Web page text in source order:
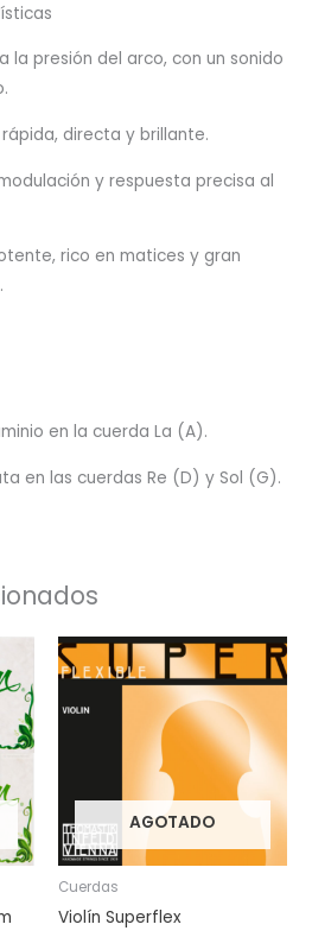
la presión del arco, con un sonido
directa y brillante.
y respuesta precisa al
rico en matices y gran
en la cuerda La (A).
en las cuerdas Re (D) y Sol (G).
AGOTADO
Cuerdas
Violín Superflex